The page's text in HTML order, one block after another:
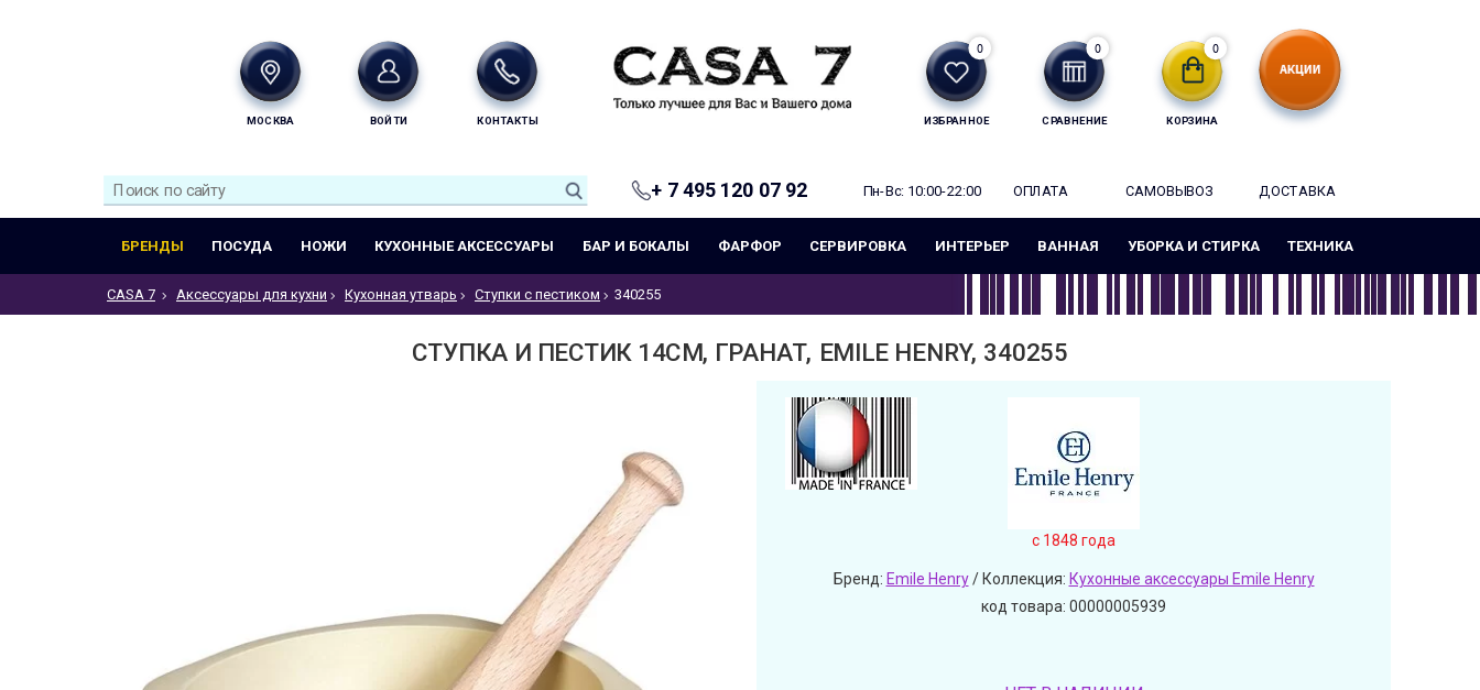
МОСКВА ВОЙТИ КОНТАКТЫ ИЗБРАННОЕ
0
СРАВНЕНИЕ
0
КОРЗИНА
0
+ 7 495 120 07 92 Пн-Вс: 10:00-22:00 ОПЛАТА САМОВЫВОЗ ДОСТАВКА
БРЕНДЫ ПОСУДА НОЖИ КУХОННЫЕ АКСЕССУАРЫ БАР И БОКАЛЫ ФАРФОР СЕРВИРОВКА ИНТЕРЬЕР ВАННАЯ УБОРКА И СТИРКА ТЕХНИКА
CASA 7 Аксессуары для кухни Кухонная утварь Ступки с пестиком 340255
СТУПКА И ПЕСТИК 14СМ, ГРАНАТ, EMILE HENRY, 340255
c 1848 года
Бренд: Emile Henry/ Коллекция: Кухонные аксессуары Emile Henry
код товара: 00000005939